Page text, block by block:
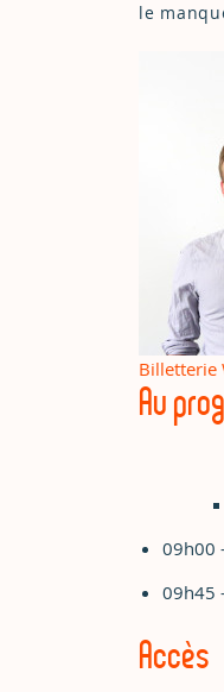
le
Billetterie
Au
09h00
09h45
Accès